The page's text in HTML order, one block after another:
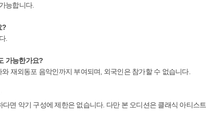
능합니다.
?
.
가능한가요?
재외동포 음악인까지 부여되며, 외국인은 참가할 수 없습니다.
면 악기 구성에 제한은 없습니다. 다만 본 오디션은 클래식 아티스